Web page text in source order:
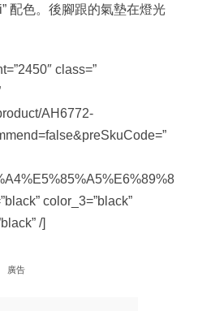
配色。後腳跟的氣墊在燈光
class=”
AH6772-
color_3=”black”
/]
廣告